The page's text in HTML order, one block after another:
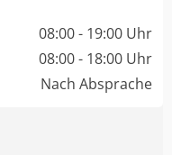
08:00 - 19:00 Uhr
08:00 - 18:00 Uhr
Nach Absprache